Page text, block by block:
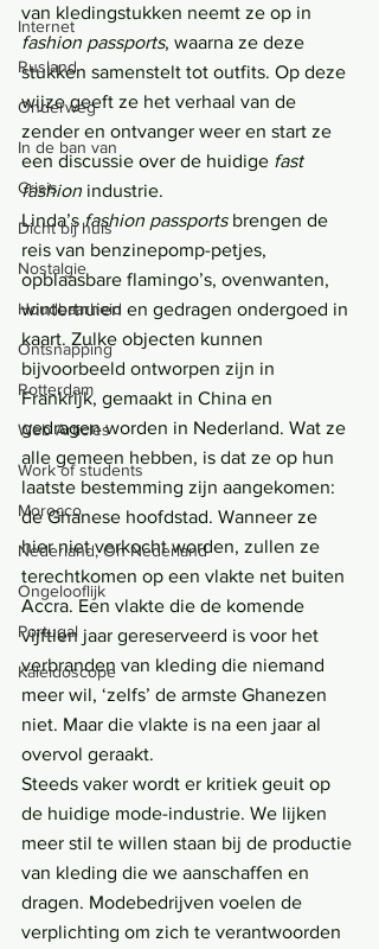
Internet
Rusland
Onderweg
In de ban van
Crisis
Dicht bij huis
Nostalgie
Houdbaarheid
Ontsnapping
Rotterdam
Web Articles
Work of students
Morocco
Nederland, Oh Nederland
Ongelooflijk
Portugal
Kaleidoscope
van kledingstukken neemt ze op in
fashion passports, waarna ze deze
stukken samenstelt tot outfits. Op deze
wijze geeft ze het verhaal van de
zender en ontvanger weer en start ze
een discussie over de huidige fast
fashion industrie.
Linda’s fashion passports brengen de
reis van benzinepomp-petjes,
opblaasbare flamingo’s, ovenwanten,
wintertruien en gedragen ondergoed in
kaart. Zulke objecten kunnen
bijvoorbeeld ontworpen zijn in
Frankrijk, gemaakt in China en
gedragen worden in Nederland. Wat ze
alle gemeen hebben, is dat ze op hun
laatste bestemming zijn aangekomen:
de Ghanese hoofdstad. Wanneer ze
hier niet verkocht worden, zullen ze
terechtkomen op een vlakte net buiten
Accra. Een vlakte die de komende
vijftien jaar gereserveerd is voor het
verbranden van kleding die niemand
meer wil, ‘zelfs’ de armste Ghanezen
niet. Maar die vlakte is na een jaar al
overvol geraakt.
Steeds vaker wordt er kritiek geuit op
de huidige mode-industrie. We lijken
meer stil te willen staan bij de productie
van kleding die we aanschaffen en
dragen. Modebedrijven voelen de
verplichting om zich te verantwoorden